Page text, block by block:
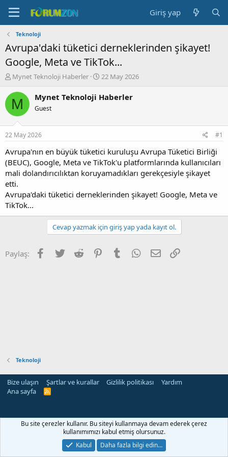
Giriş yap
Teknoloji
Avrupa'daki tüketici derneklerinden şikayet!
Google, Meta ve TikTok...
K
n
b
u
u
b
a
ş
l
a
t
a
n
Mynet Teknoloji Haberler
B
ş
ç
a
r
h
22 May 2026
M Mynet Teknoloji Haberler
Guest
22 May 2026 #1
Avrupa'nın en büyük tüketici kuruluşu Avrupa Tüketici Birliği
(BEUC), Google, Meta ve TikTok'u platformlarında kullanıcıları
mali dolandırıcılıktan koruyamadıkları gerekçesiyle şikayet
etti.
Avrupa'daki tüketici derneklerinden şikayet! Google, Meta ve
TikTok...
Cevap yazmak için giriş yap yada kayıt ol.
Paylaş: Facebook
Twitter Reddit PinterestTumblr WhatsApp
E-posta
Teknoloji
Bize ulaşın Şartlar ve kurallar Gizlilik politikası
Yardım
Ana sayfa
R
siteleri
Bu site çerezler kullanır. Bu siteyi kullanmaya devam ederek çerez
kullanımımızı kabul etmiş olursunuz.
Kabul
Daha fazla bilgi edin…